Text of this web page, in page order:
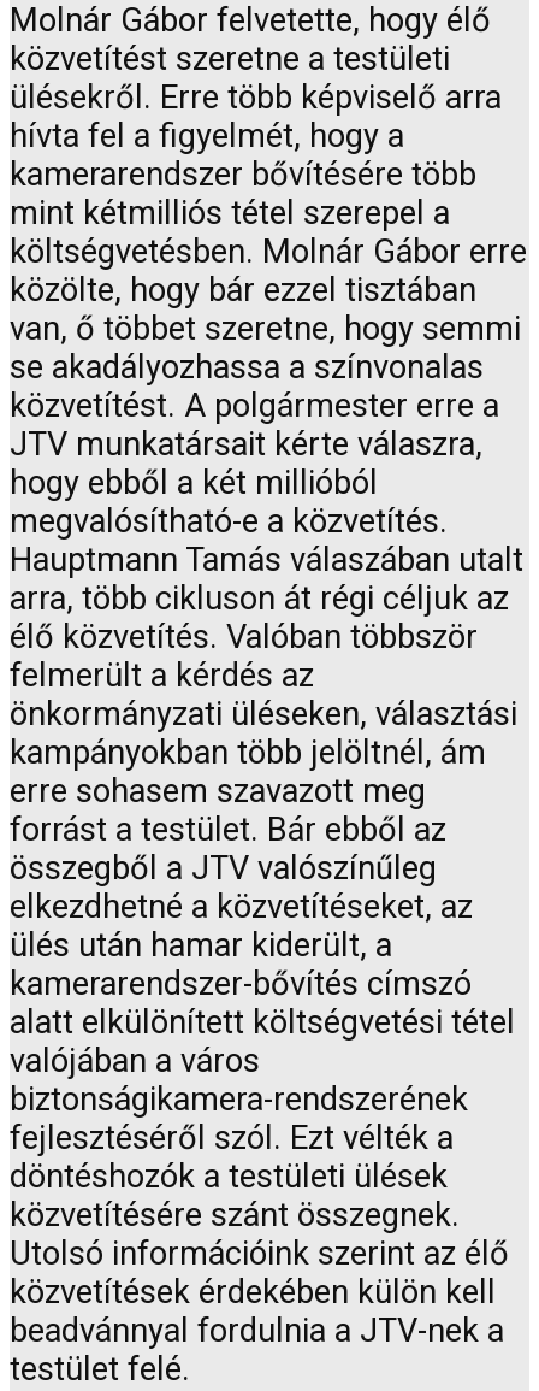
Molnár Gábor felvetette, hogy élő
közvetítést szeretne a testületi
ülésekről. Erre több képviselő arra
hívta fel a figyelmét, hogy a
kamerarendszer bővítésére több
mint kétmilliós tétel szerepel a
költségvetésben. Molnár Gábor erre
közölte, hogy bár ezzel tisztában
van, ő többet szeretne, hogy semmi
se akadályozhassa a színvonalas
közvetítést. A polgármester erre a
JTV munkatársait kérte válaszra,
hogy ebből a két millióból
megvalósítható-e a közvetítés.
Hauptmann Tamás válaszában utalt
arra, több cikluson át régi céljuk az
élő közvetítés. Valóban többször
felmerült a kérdés az
önkormányzati üléseken, választási
kampányokban több jelöltnél, ám
erre sohasem szavazott meg
forrást a testület. Bár ebből az
összegből a JTV valószínűleg
elkezdhetné a közvetítéseket, az
ülés után hamar kiderült, a
kamerarendszer-bővítés címszó
alatt elkülönített költségvetési tétel
valójában a város
biztonságikamera-rendszerének
fejlesztéséről szól. Ezt vélték a
döntéshozók a testületi ülések
közvetítésére szánt összegnek.
Utolsó információink szerint az élő
közvetítések érdekében külön kell
beadvánnyal fordulnia a JTV-nek a
testület felé.